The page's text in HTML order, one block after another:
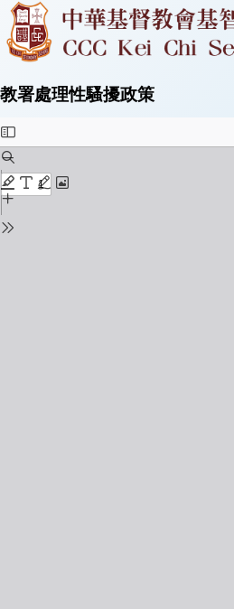
教署處理性騷擾政策